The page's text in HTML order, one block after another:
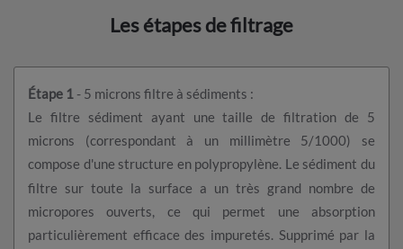
Les étapes de filtrage
Étape 1 - 5 microns filtre à sédiments :
Le filtre sédiment ayant une taille de filtration de 5
microns (correspondant à un millimètre 5/1000) se
compose d'une structure en polypropylène. Le sédiment du
filtre sur toute la surface a un très grand nombre de
micropores ouverts, ce qui permet une absorption
particulièrement efficace des impuretés. Supprimé par la